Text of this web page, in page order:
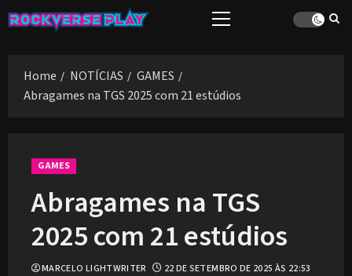
Skip
to
Primary
Home
NOTÍCIAS
GAMES
Abragames na TGS 2025 com 21 estúdios
GAMES
Abragames na TGS
2025 com 21 estúdios
MARCELO LIGHTWRITER 22 DE SETEMBRO DE 2025 ÀS 22:53